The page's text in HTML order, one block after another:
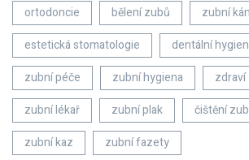
ortodoncie
bělení zubů
zubní
estetická stomatologie
dentální
zubní péče
zubní hygiena
zubní lékař
zubní plak
čištění
zubní kaz
zubní fazety